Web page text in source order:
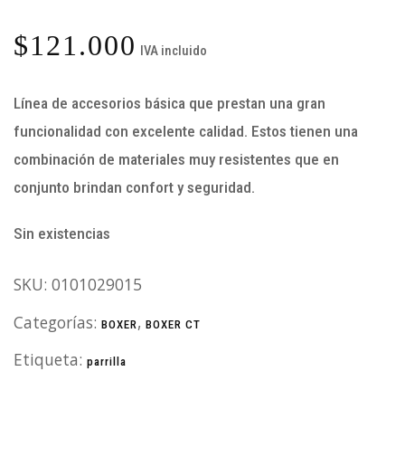
$121.000 IVA incluido
Línea de accesorios básica que prestan una gran
funcionalidad con excelente calidad. Estos tienen una
combinación de materiales muy resistentes que en
conjunto brindan confort y seguridad.
Sin existencias
SKU: 0101029015
Categorías: BOXER, BOXER CT
Etiqueta: parrilla